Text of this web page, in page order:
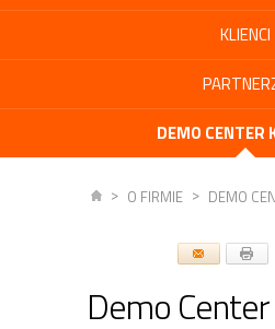
KLIENCI
DEMO CENTER
O FIRMIE DEMO
Demo